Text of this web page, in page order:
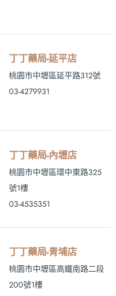
丁丁藥局-延平店
桃園市中壢區延平路312號
03-4279931
丁丁藥局-內壢店
桃園市中壢區環中東路325
號1樓
03-4535351
丁丁藥局-青埔店
桃園市中壢區高鐵南路二段
200號1樓